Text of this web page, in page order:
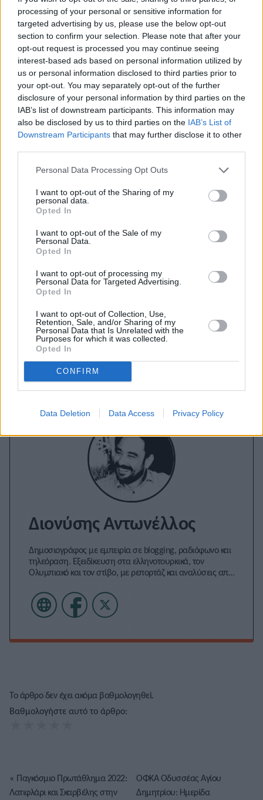
processing of your personal or sensitive information for
targeted advertising by us, please use the below opt-out
section to confirm your selection. Please note that after your
opt-out request is processed you may continue seeing
interest-based ads based on personal information utilized by
us or personal information disclosed to third parties prior to
your opt-out. You may separately opt-out of the further
disclosure of your personal information by third parties on the
IAB’s list of downstream participants. This information may
also be disclosed by us to third parties on the IAB’s List of
Downstream Participants that may further disclose it to other
Personal Data Processing Opt Outs
I want to opt-out of the Sharing of my
personal data.
Opted In
I want to opt-out of the Sale of my
Personal Data.
Opted In
I want to opt-out of processing my
Personal Data for Targeted Advertising.
Opted In
I want to opt-out of Collection, Use,
Retention, Sale, and/or Sharing of my
Personal Data that Is Unrelated with the
Purposes for which it was collected.
Opted In
CONFIRM
Data Deletion Data Access Privacy Policy
A- A±
Διαβάστε επίσης:
Ηλιάνα Τριανταφύλλου στο επί κοντώ
Εγγραφείτε στο Stivostime των
Διονύσης Αντωνέλλος
Δημοσιογράφος με εμπειρία σε blogging, ραδιόφωνο και
τηλεόραση. Εξειδίκευση στα ελληνοτουρκικά, τον
Ολυμπιακό και τον στίβο, με ρεπορτάζ και αναλύσεις από
Το άρθρο δεν έχει ακόμα βαθμολογηθεί.
Βαθμολογήστε αυτό το άρθρο:
« Παγκόσμιο Πρωτάθλημα 2022:
Λατιφλάρι και Σκαρβέλης στην
ΟΦΚΑ Οδυσσέας Αγίου
Δημητρίου: Ημερίδα